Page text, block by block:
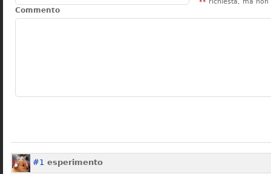
Commento
#1 esperimento